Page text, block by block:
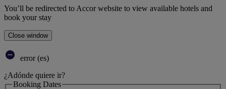
You’ll be redirected to Accor website to view available hotels and
book your stay
Close window
error (es)
¿Adónde quiere ir?
Booking Dates